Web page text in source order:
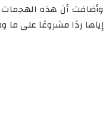
وأضافت أن هذه الهجمات
إياها ردًا مشروعًا على ما